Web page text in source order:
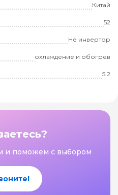
Китай
52
Не инвертор
охлаждение и обогрев
5.2
и поможем с выбором